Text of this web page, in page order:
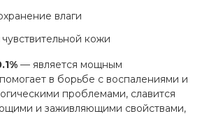
влаги
кожи
— является мощным
в борьбе с воспалениями и
проблемами, славится
и заживляющими свойствами,